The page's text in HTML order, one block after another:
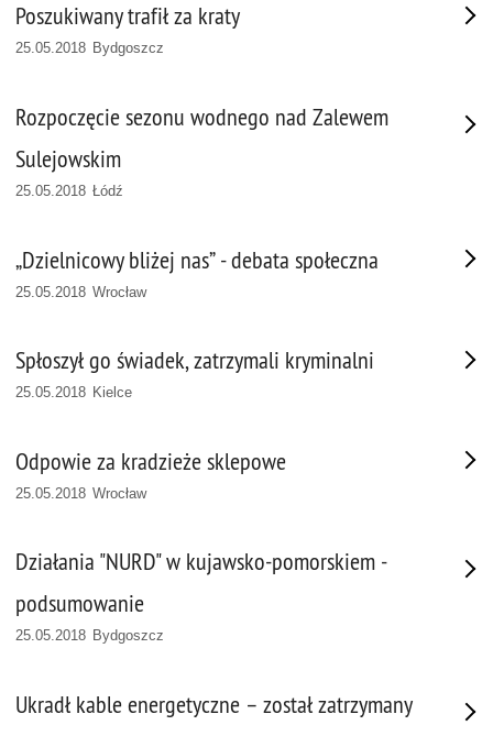
Poszukiwany trafił za kraty
25.05.2018 Bydgoszcz
Rozpoczęcie sezonu wodnego nad Zalewem
Sulejowskim
25.05.2018 Łódź
„Dzielnicowy bliżej nas” - debata społeczna
25.05.2018 Wrocław
Spłoszył go świadek, zatrzymali kryminalni
25.05.2018 Kielce
Odpowie za kradzieże sklepowe
25.05.2018 Wrocław
Działania "NURD" w kujawsko-pomorskiem -
podsumowanie
25.05.2018 Bydgoszcz
Ukradł kable energetyczne – został zatrzymany